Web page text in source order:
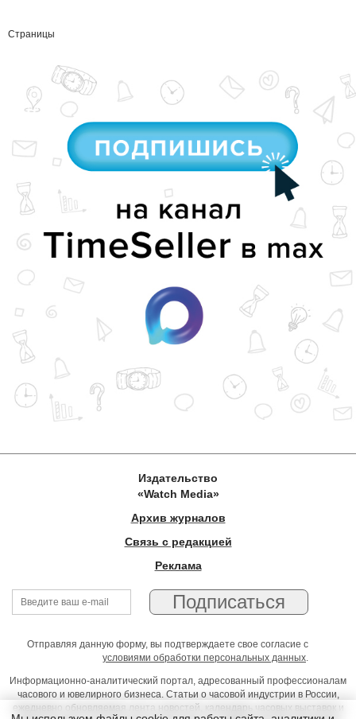
Страницы
Издательство
«Watch Media»
Архив журналов
Связь с редакцией
Реклама
Отправляя данную форму, вы подтверждаете свое согласие с
условиями обработки персональных данных.
Информационно-аналитический портал, адресованный профессионалам
часового и ювелирного бизнеса. Статьи о часовой индустрии в России,
ежедневно обновляемая лента новостей, календарь часовых выставок и